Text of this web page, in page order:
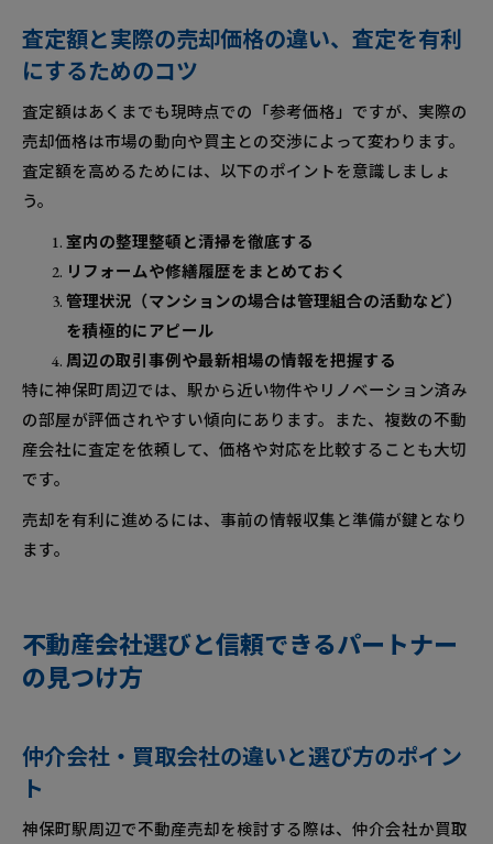
査定額と実際の売却価格の違い、査定を有利
にするためのコツ
査定額はあくまでも現時点での「参考価格」ですが、実際の
売却価格は市場の動向や買主との交渉によって変わります。
査定額を高めるためには、以下のポイントを意識しましょ
う。
室内の整理整頓と清掃を徹底する
リフォームや修繕履歴をまとめておく
管理状況（マンションの場合は管理組合の活動など）
を積極的にアピール
周辺の取引事例や最新相場の情報を把握する
特に神保町周辺では、駅から近い物件やリノベーション済み
の部屋が評価されやすい傾向にあります。また、複数の不動
産会社に査定を依頼して、価格や対応を比較することも大切
です。
売却を有利に進めるには、事前の情報収集と準備が鍵となり
ます。
不動産会社選びと信頼できるパートナー
の見つけ方
仲介会社・買取会社の違いと選び方のポイン
ト
神保町駅周辺で不動産売却を検討する際は、仲介会社か買取